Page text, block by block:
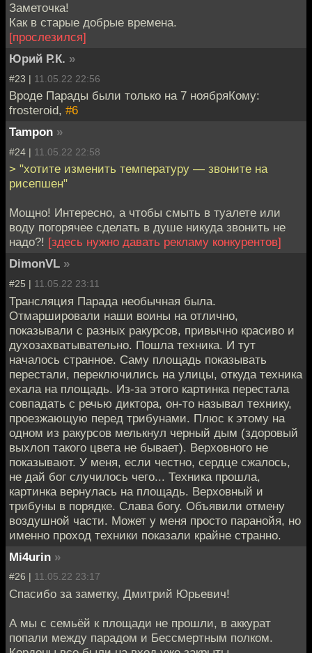
Заметочка!
Как в старые добрые времена.
[прослезился]
Юрий Р.К. »
#23 | 11.05.22 22:56
Вроде Парады были только на 7 ноябряКому:
frosteroid, #6
Tampon »
#24 | 11.05.22 22:58
> "хотите изменить температуру — звоните на
рисепшен"
Мощно! Интересно, а чтобы смыть в туалете или
воду погорячее сделать в душе никуда звонить не
надо?! [здесь нужно давать рекламу конкурентов]
DimonVL »
#25 | 11.05.22 23:11
Трансляция Парада необычная была.
Отмаршировали наши воины на отлично,
показывали с разных ракурсов, привычно красиво и
духозахватывательно. Пошла техника. И тут
началось странное. Саму площадь показывать
перестали, переключились на улицы, откуда техника
ехала на площадь. Из-за этого картинка перестала
совпадать с речью диктора, он-то называл технику,
проезжающую перед трибунами. Плюс к этому на
одном из ракурсов мелькнул черный дым (здоровый
выхлоп такого цвета не бывает). Верховного не
показывают. У меня, если честно, сердце сжалось,
не дай бог случилось чего... Техника прошла,
картинка вернулась на площадь. Верховный и
трибуны в порядке. Слава богу. Объявили отмену
воздушной части. Может у меня просто паранойя, но
именно проход техники показали крайне странно.
Mi4urin »
#26 | 11.05.22 23:17
Спасибо за заметку, Дмитрий Юрьевич!
А мы с семьёй к площади не прошли, в аккурат
попали между парадом и Бессмертным полком.